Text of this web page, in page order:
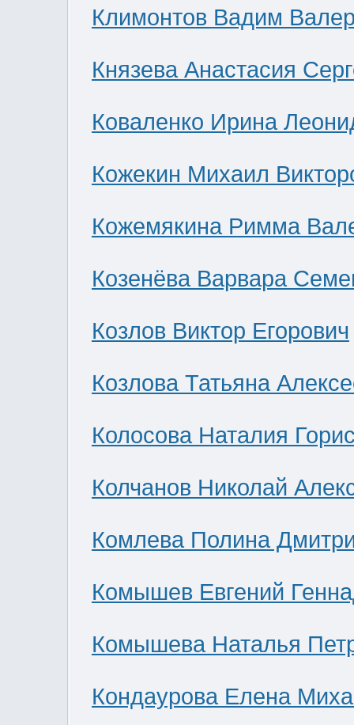
Климонтов Вадим
Князева Анастасия
Коваленко Ирина
Кожекин Михаил
Кожемякина Римма
Козенёва Варвара
Козлов Виктор Егорович
Козлова Татьяна
Колосова Наталия
Колчанов Николай
Комлева Полина
Комышев Евгений
Комышева Наталья
Кондаурова Елена